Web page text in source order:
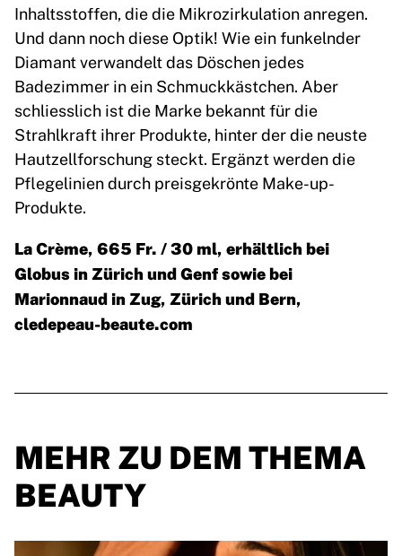
Inhaltsstoffen, die die Mikrozirkulation anregen.
Und dann noch diese Optik! Wie ein funkelnder
Diamant verwandelt das Döschen jedes
Badezimmer in ein Schmuckkästchen. Aber
schliesslich ist die Marke bekannt für die
Strahlkraft ihrer Produkte, hinter der die neuste
Hautzellforschung steckt. Ergänzt werden die
Pflegelinien durch preisgekrönte Make-up-
Produkte.
La Crème, 665 Fr. / 30 ml, erhältlich bei
Globus in Zürich und Genf sowie bei
Marionnaud in Zug, Zürich und Bern,
cledepeau-beaute.com
MEHR ZU DEM THEMA
BEAUTY